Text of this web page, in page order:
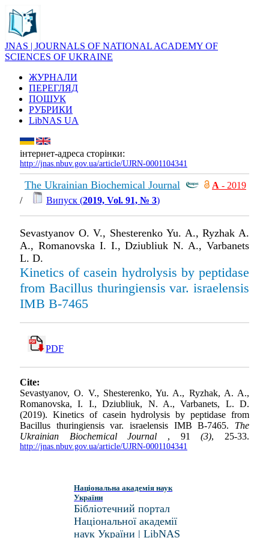
JNAS | JOURNALS OF NATIONAL ACADEMY OF
SCIENCES OF UKRAINE
ЖУРНАЛИ
ПЕРЕГЛЯД
ПОШУК
РУБРИКИ
LibNAS UA
інтернет-адреса сторінки:
http://jnas.nbuv.gov.ua/article/UJRN-0001104341
The Ukrainian Biochemical Journal А - 2019
/
Випуск (2019, Vol. 91, № 3)
Sevastyanov O. V., Shesterenko Yu. A., Ryzhak A.
A., Romanovska I. I., Dziubliuk N. A., Varbanets
L. D.
Kinetics of casein hydrolysis by peptidase
from Bacillus thuringiensis var. israelensis
IMB B-7465
PDF
Cite:
Sevastyanov, O. V., Shesterenko, Yu. A., Ryzhak, A. A.,
Romanovska, I. I., Dziubliuk, N. A., Varbanets, L. D.
(2019). Kinetics of casein hydrolysis by peptidase from
Bacillus thuringiensis var. israelensis IMB B-7465. The
Ukrainian Biochemical Journal , 91(3), 25-33.
http://jnas.nbuv.gov.ua/article/UJRN-0001104341
Національна академія наук
України
Бібліотечний портал
Національної академії
наук України | LibNAS